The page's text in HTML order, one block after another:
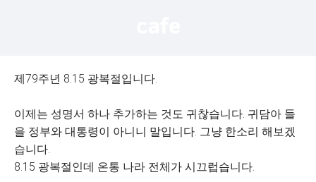
제79주년 8.15 광복절입니다.
이제는 성명서 하나 추가하는 것도 귀찮습니다. 귀담아 들
을 정부와 대통령이 아니니 말입니다. 그냥 한소리 해보겠
습니다.
8.15 광복절인데 온통 나라 전체가 시끄럽습니다.